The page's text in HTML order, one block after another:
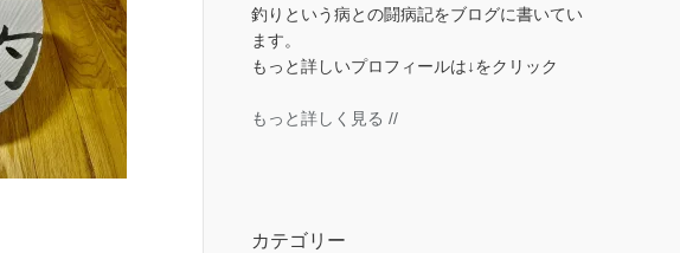
釣りという病との闘病記をブログに書いてい
ます。
もっと詳しいプロフィールは↓をクリック
もっと詳しく見る //
カテゴリー